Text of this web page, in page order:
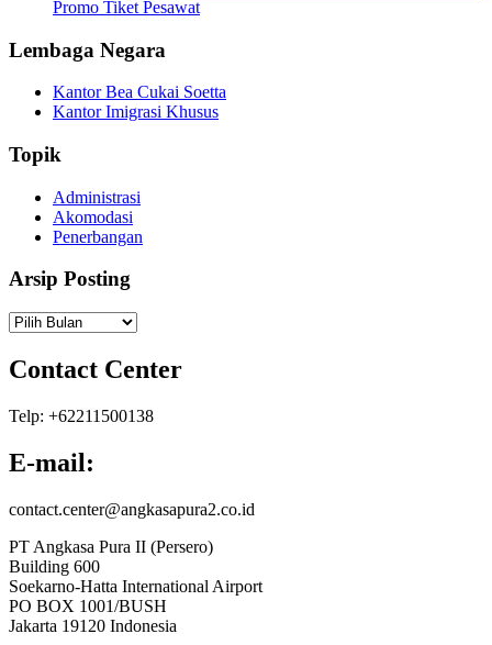
Promo Tiket Pesawat
Lembaga Negara
Kantor Bea Cukai Soetta
Kantor Imigrasi Khusus
Topik
Administrasi
Akomodasi
Penerbangan
Arsip Posting
Arsip
Contact Center
Telp: +62211500138
E-mail:
contact.center@angkasapura2.co.id
PT Angkasa Pura II (Persero)
Building 600
Soekarno-Hatta International Airport
PO BOX 1001/BUSH
Jakarta 19120 Indonesia